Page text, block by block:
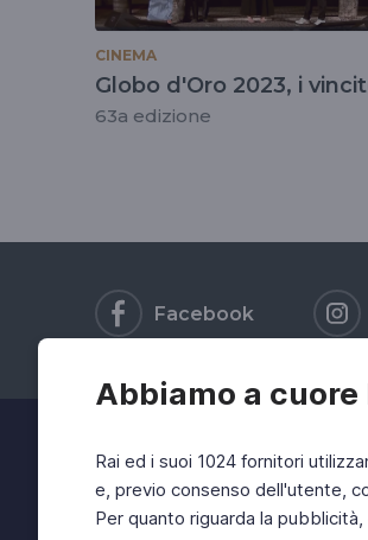
Abbiamo a
Rai ed i suoi 1024 fornitori
e, previo consenso dell'utente,
Per quanto riguarda la
CINEMA
Globo d'Oro 2023, i
63a edizione
Facebook